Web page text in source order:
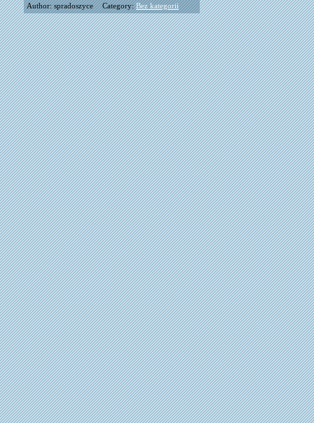
Author: spradoszyce Category:Bez kategorii